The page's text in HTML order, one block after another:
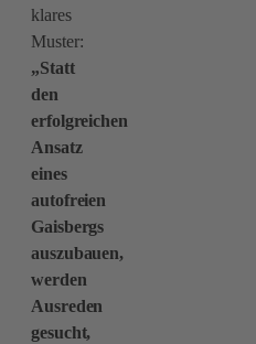
klares
Muster:
„Statt
den
erfolgreichen
Ansatz
eines
autofreien
Gaisbergs
auszubauen,
werden
Ausreden
gesucht,